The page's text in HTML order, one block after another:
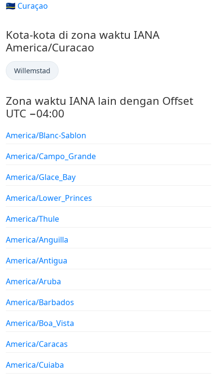
🇨🇼 Curaçao
Kota-kota di zona waktu IANA
America/Curacao
Willemstad
Zona waktu IANA lain dengan Offset
UTC −04:00
America/Blanc-Sablon
America/Campo_Grande
America/Glace_Bay
America/Lower_Princes
America/Thule
America/Anguilla
America/Antigua
America/Aruba
America/Barbados
America/Boa_Vista
America/Caracas
America/Cuiaba